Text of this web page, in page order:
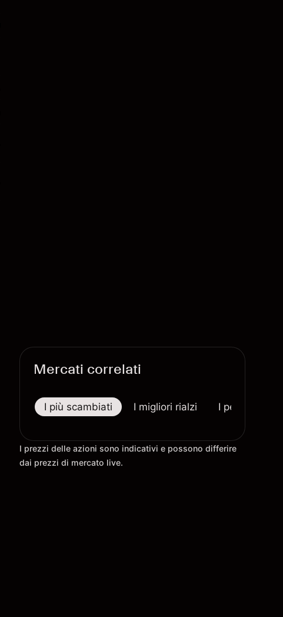
Mercati correlati
I più scambiati I migliori rialzi I peggiori
I prezzi delle azioni sono indicativi e possono differire
dai prezzi di mercato live.